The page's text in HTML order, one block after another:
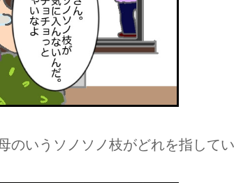
のいうソノソノ枝がどれを指して